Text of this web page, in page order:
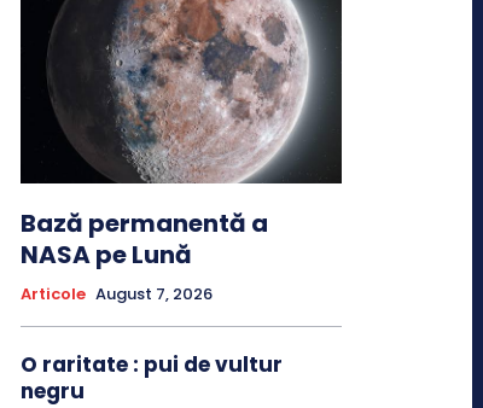
Bază permanentă a
NASA pe Lună
Articole August 7, 2026
O raritate : pui de vultur
negru